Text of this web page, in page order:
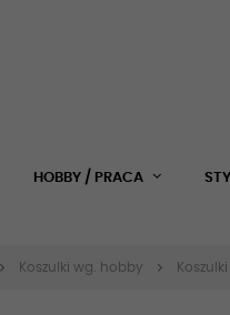
HOBBY / PRACA
Koszulki wg. hobby